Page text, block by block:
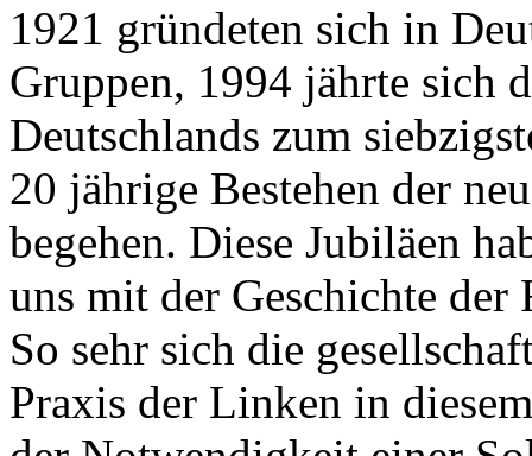
1921 gründeten sich in
Gruppen, 1994 jährte sich
Deutschlands zum
20 jährige Bestehen der
begehen. Diese Jubiläen
uns mit der Geschichte der
So sehr sich die
Praxis der Linken in